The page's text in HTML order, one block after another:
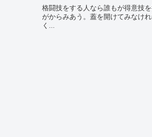
格闘技をする人なら誰もが得意技を持っている。 得意技の誕生には、センス、経験、成
がからみあう。蓋を開けてみなければ分からないのが面白い。 60年
く...